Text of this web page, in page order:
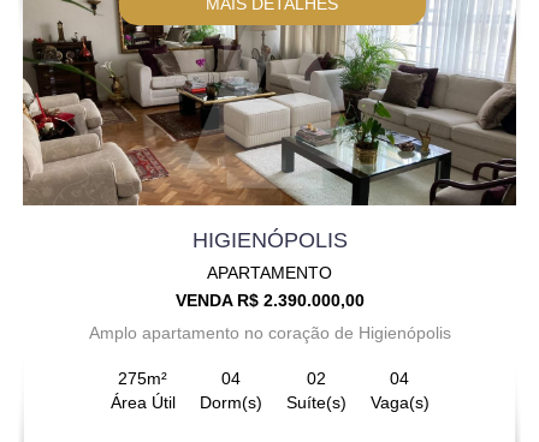
HIGIENÓPOLIS
APARTAMENTO
VENDA R$ 2.390.000,00
Amplo apartamento no coração de Higienópolis
275m²
Área Útil
04
Dorm(s)
02
Suíte(s)
04
Vaga(s)